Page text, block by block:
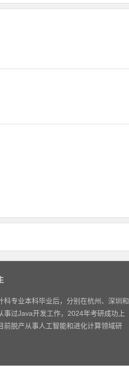
科专业本科毕业后，分别在杭州、深圳和
事过Java开发工作，2024年考研成功上
前脱产从事人工智能和进化计算领域研